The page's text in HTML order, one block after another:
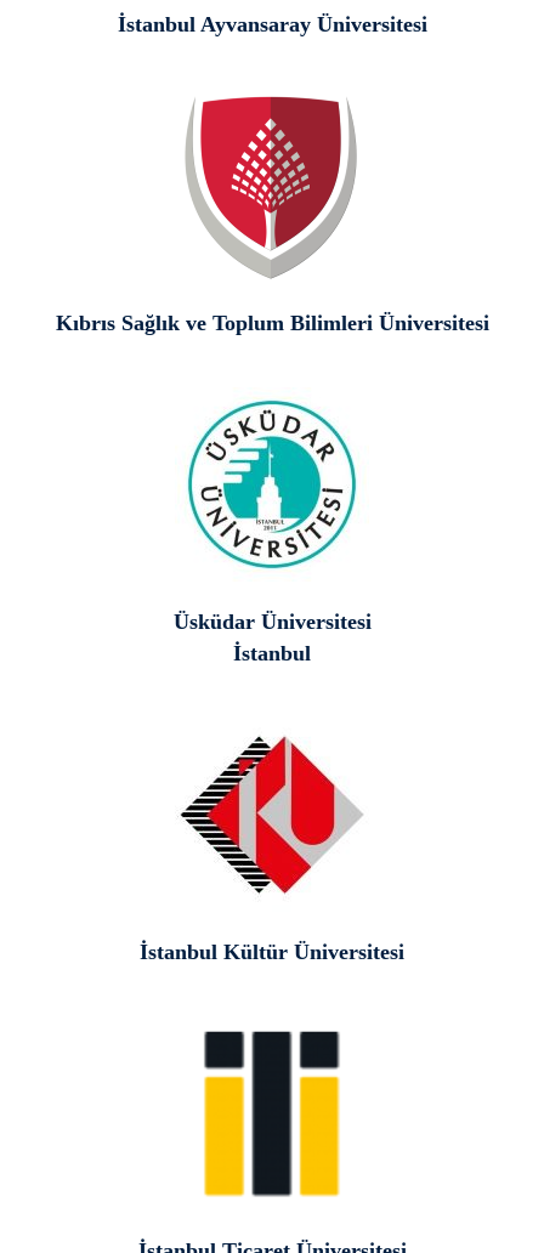
İstanbul Ayvansaray Üniversitesi
Kıbrıs Sağlık ve Toplum Bilimleri Üniversitesi
Üsküdar Üniversitesi
İstanbul
İstanbul Kültür Üniversitesi